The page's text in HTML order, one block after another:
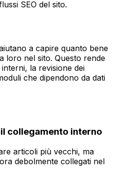
SEO del sito.
a capire quanto bene
loro nel sito. Questo rende
la revisione dei
che dipendono da dati
collegamento interno
articoli più vecchi, ma
debolmente collegati nel